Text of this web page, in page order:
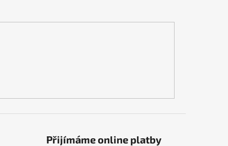
Přijímáme online platby